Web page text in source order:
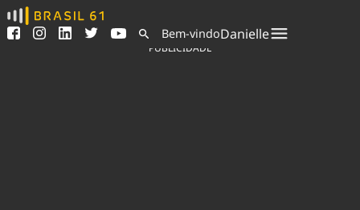
Ver todas as notícias
Podcasts
Indicadores
Bem-vindoDanielle
PUBLICIDADE